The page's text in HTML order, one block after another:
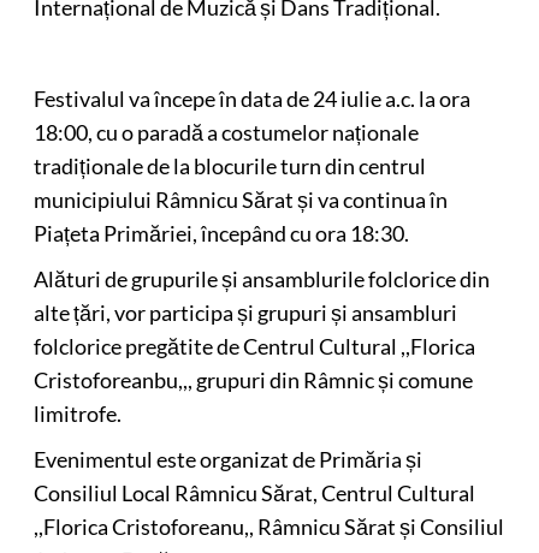
Internațional de Muzică și Dans Tradițional.
Festivalul va începe în data de 24 iulie a.c. la ora
18:00, cu o paradă a costumelor naționale
tradiționale de la blocurile turn din centrul
municipiului Râmnicu Sărat și va continua în
Piațeta Primăriei, începând cu ora 18:30.
Alături de grupurile și ansamblurile folclorice din
alte țări, vor participa și grupuri și ansambluri
folclorice pregătite de Centrul Cultural ,,Florica
Cristoforeanbu,,, grupuri din Râmnic și comune
limitrofe.
Evenimentul este organizat de Primăria și
Consiliul Local Râmnicu Sărat, Centrul Cultural
,,Florica Cristoforeanu,, Râmnicu Sărat și Consiliul